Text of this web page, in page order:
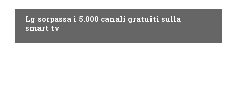
Lg sorpassa i 5.000 canali gratuiti sulla
smart tv